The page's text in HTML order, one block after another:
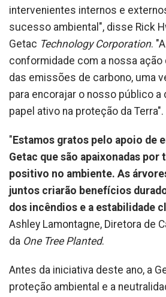
intervenientes internos e
sucesso ambiental", disse Rick
Getac Technology Corporation.
conformidade com a nossa ação
das emissões de carbono, uma
para encorajar o nosso público a
papel ativo na proteção da Terra".
" Estamos gratos pelo apoio de
Getac que são apaixonadas por
positivo no ambiente. As
juntos criarão benefícios
dos incêndios e a estabilidade
Ashley Lamontagne, Diretora de
da One Tree Planted.
Antes da iniciativa deste ano, a
proteção ambiental e a